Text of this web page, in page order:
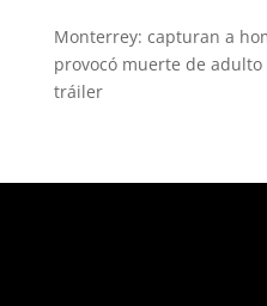
Monterrey: capturan a
provocó muerte de
tráiler